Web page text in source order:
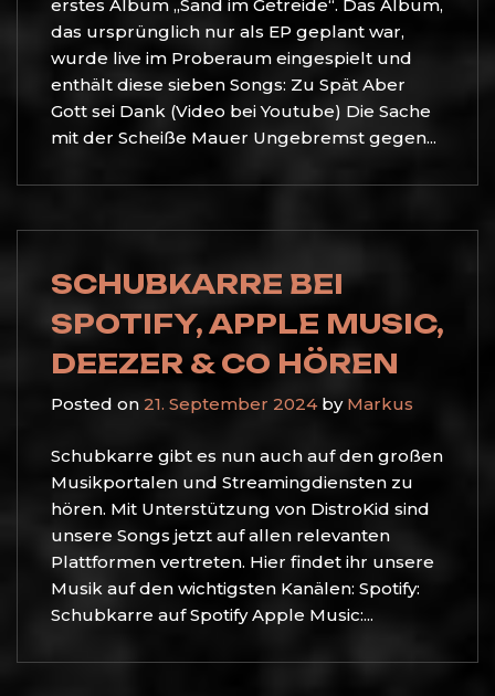
erstes Album „Sand im Getreide“. Das Album,
das ursprünglich nur als EP geplant war,
wurde live im Proberaum eingespielt und
enthält diese sieben Songs: Zu Spät Aber
Gott sei Dank (Video bei Youtube) Die Sache
mit der Scheiße Mauer Ungebremst gegen...
SCHUBKARRE BEI
SPOTIFY, APPLE MUSIC,
DEEZER & CO HÖREN
Posted on 21. September 2024by Markus
Schubkarre gibt es nun auch auf den großen
Musikportalen und Streamingdiensten zu
hören. Mit Unterstützung von DistroKid sind
unsere Songs jetzt auf allen relevanten
Plattformen vertreten. Hier findet ihr unsere
Musik auf den wichtigsten Kanälen: Spotify:
Schubkarre auf Spotify Apple Music:...